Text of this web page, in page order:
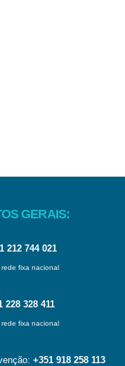
GERAIS:
212 744 021
fixa nacional
228 328 411
fixa nacional
+351 918 258 113